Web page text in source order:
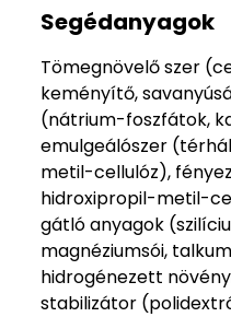
Segédanyagok
Tömegnövelő szer
keményítő,
(nátrium-foszfátok,
emulgeálószer
metil-cellulóz),
hidroxipropil-metil-
gátló anyagok
magnéziumsói,
hidrogénezett
stabilizátor